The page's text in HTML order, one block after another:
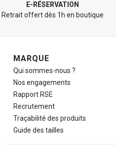
E-RÉSERVATION
Retrait offert dès 1h en boutique
Navigation de pied de page
MARQUE
Qui sommes-nous ?
Nos engagements
Rapport RSE
Recrutement
Traçabilité des produits
Guide des tailles